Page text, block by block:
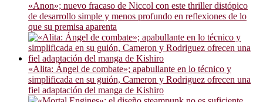
«Anon»; nuevo fracaso de Niccol con este thriller distópico
de desarrollo simple y menos profundo en reflexiones de lo
que su premisa aparenta
«Alita: Ángel de combate»; apabullante en lo técnico y
simplificada en su guión, Cameron y Rodriguez ofrecen una
fiel adaptación del manga de Kishiro